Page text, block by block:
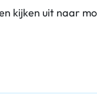
kijken uit naar